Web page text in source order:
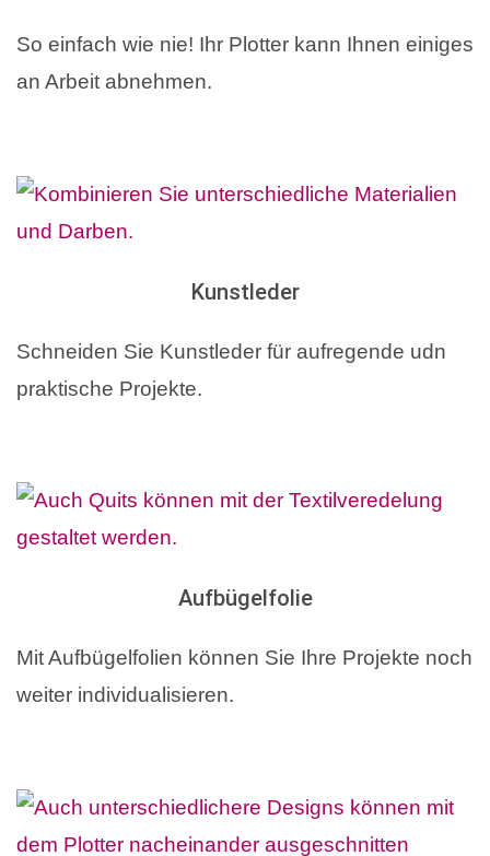
So einfach wie nie! Ihr Plotter kann Ihnen einiges
an Arbeit abnehmen.
Kunstleder
Schneiden Sie Kunstleder für aufregende udn
praktische Projekte.
Aufbügelfolie
Mit Aufbügelfolien können Sie Ihre Projekte noch
weiter individualisieren.